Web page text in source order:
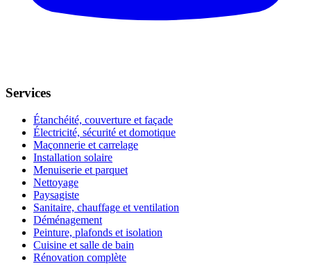
Services
Étanchéité, couverture et façade
Électricité, sécurité et domotique
Maçonnerie et carrelage
Installation solaire
Menuiserie et parquet
Nettoyage
Paysagiste
Sanitaire, chauffage et ventilation
Déménagement
Peinture, plafonds et isolation
Cuisine et salle de bain
Rénovation complète